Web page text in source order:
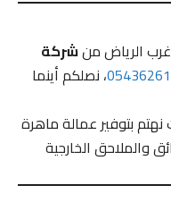
الرياض منشركة
، نصلكم أينما
بتوفير عمالة ماهرة
الخارجية